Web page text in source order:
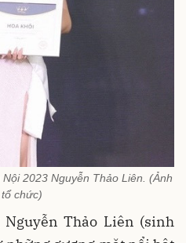
2023 Nguyễn Thảo Liên. (Ảnh
chức)
Thảo Liên (sinh